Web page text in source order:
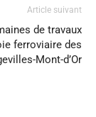
Article suivant
de travaux
ferroviaire des
Mont-d’Or